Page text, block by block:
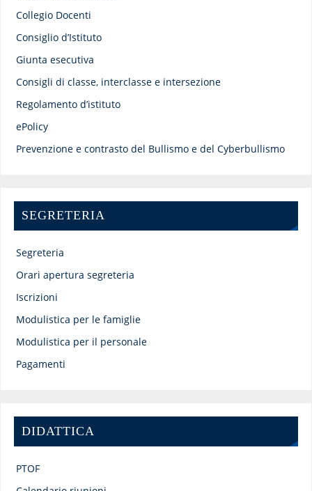
Collegio Docenti
Consiglio d’Istituto
Giunta esecutiva
Consigli di classe, interclasse e intersezione
Regolamento d’istituto
ePolicy
Prevenzione e contrasto del Bullismo e del Cyberbullismo
SEGRETERIA
Segreteria
Orari apertura segreteria
Iscrizioni
Modulistica per le famiglie
Modulistica per il personale
Pagamenti
DIDATTICA
PTOF